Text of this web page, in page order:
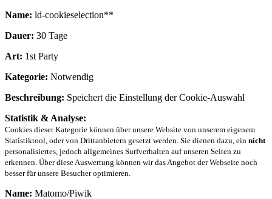
Name: ld-cookieselection**
Dauer: 30 Tage
Art: 1st Party
Kategorie: Notwendig
Beschreibung: Speichert die Einstellung der Cookie-Auswahl
Statistik & Analyse:
Cookies dieser Kategorie können über unsere Website von unserem eigenem
Statistiktool, oder von Drittanbietern gesetzt werden. Sie dienen dazu, ein nicht
personalisiertes, jedoch allgemeines Surfverhalten auf unseren Seiten zu
erkennen. Über diese Auswertung können wir das Angebot der Webseite noch
besser für unsere Besucher optimieren.
Name: Matomo/Piwik